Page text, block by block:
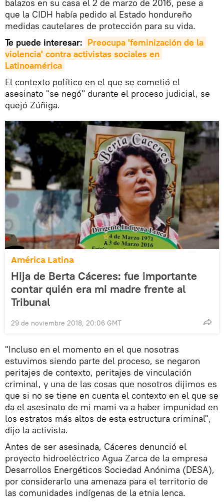
balazos en su casa el 2 de marzo de 2016, pese a
que la CIDH había pedido al Estado hondureño
medidas cautelares de protección para su vida.
Te puede interesar: Preocupa 'feminización de la
violencia' contra activistas sociales en
Latinoamérica
El contexto político en el que se cometió el
asesinato "se negó" durante el proceso judicial, se
quejó Zúñiga.
América Latina
Hija de Berta Cáceres: fue importante
contar quién era mi madre frente al
Tribunal
29 de noviembre 2018, 20:06 GMT
"Incluso en el momento en el que nosotras
estuvimos siendo parte del proceso, se negaron
peritajes de contexto, peritajes de vinculación
criminal, y una de las cosas que nosotros dijimos es
que si no se tiene en cuenta el contexto en el que se
da el asesinato de mi mami va a haber impunidad en
los estratos más altos de esta estructura criminal",
dijo la activista.
Antes de ser asesinada, Cáceres denunció el
proyecto hidroeléctrico Agua Zarca de la empresa
Desarrollos Energéticos Sociedad Anónima (DESA),
por considerarlo una amenaza para el territorio de
las comunidades indígenas de la etnia lenca.